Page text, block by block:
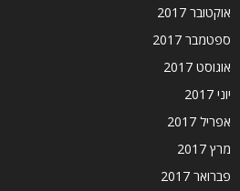
אוקטובר 2017
ספטמבר 2017
אוגוסט 2017
יוני 2017
אפריל 2017
מרץ 2017
פברואר 2017